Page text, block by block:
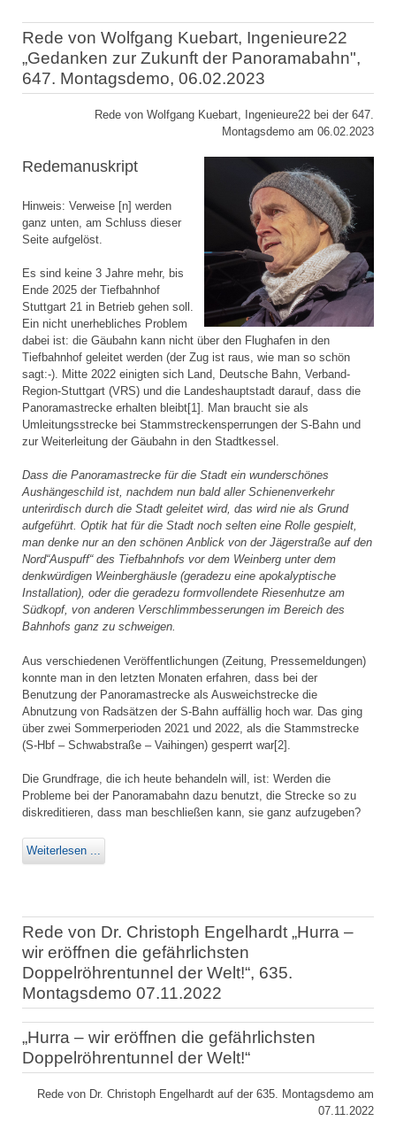
Rede von Wolfgang Kuebart, Ingenieure22
„Gedanken zur Zukunft der Panoramabahn",
647. Montagsdemo, 06.02.2023
Rede von Wolfgang Kuebart, Ingenieure22 bei der 647.
Montagsdemo am 06.02.2023
Redemanuskript
Hinweis: Verweise [n] werden
ganz unten, am Schluss dieser
Seite aufgelöst.
Es sind keine 3 Jahre mehr, bis
Ende 2025 der Tiefbahnhof
Stuttgart 21 in Betrieb gehen soll.
Ein nicht unerhebliches Problem
dabei ist: die Gäubahn kann nicht über den Flughafen in den
Tiefbahnhof geleitet werden (der Zug ist raus, wie man so schön
sagt:-). Mitte 2022 einigten sich Land, Deutsche Bahn, Verband-
Region-Stuttgart (VRS) und die Landeshauptstadt darauf, dass die
Panoramastrecke erhalten bleibt[1]. Man braucht sie als
Umleitungsstrecke bei Stammstreckensperrungen der S-Bahn und
zur Weiterleitung der Gäubahn in den Stadtkessel.
Dass die Panoramastrecke für die Stadt ein wunderschönes
Aushängeschild ist, nachdem nun bald aller Schienenverkehr
unterirdisch durch die Stadt geleitet wird, das wird nie als Grund
aufgeführt. Optik hat für die Stadt noch selten eine Rolle gespielt,
man denke nur an den schönen Anblick von der Jägerstraße auf den
Nord“Auspuff“ des Tiefbahnhofs vor dem Weinberg unter dem
denkwürdigen Weinberghäusle (geradezu eine apokalyptische
Installation), oder die geradezu formvollendete Riesenhutze am
Südkopf, von anderen Verschlimmbesserungen im Bereich des
Bahnhofs ganz zu schweigen.
Aus verschiedenen Veröffentlichungen (Zeitung, Pressemeldungen)
konnte man in den letzten Monaten erfahren, dass bei der
Benutzung der Panoramastrecke als Ausweichstrecke die
Abnutzung von Radsätzen der S-Bahn auffällig hoch war. Das ging
über zwei Sommerperioden 2021 und 2022, als die Stammstrecke
(S-Hbf – Schwabstraße – Vaihingen) gesperrt war[2].
Die Grundfrage, die ich heute behandeln will, ist: Werden die
Probleme bei der Panoramabahn dazu benutzt, die Strecke so zu
diskreditieren, dass man beschließen kann, sie ganz aufzugeben?
Weiterlesen ...
Rede von Dr. Christoph Engelhardt „Hurra –
wir eröffnen die gefährlichsten
Doppelröhrentunnel der Welt!“, 635.
Montagsdemo 07.11.2022
„Hurra – wir eröffnen die gefährlichsten
Doppelröhrentunnel der Welt!“
Rede von Dr. Christoph Engelhardt auf der 635. Montagsdemo am
07.11.2022